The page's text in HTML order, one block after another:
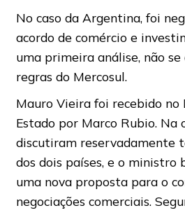
No caso da Argentina, foi
acordo de comércio e
uma primeira análise, não se
regras do Mercosul.
Mauro Vieira foi recebido
Estado por Marco Rubio. Na
discutiram reservadamente
dos dois países, e o ministro
uma nova proposta para o
negociações comerciais.